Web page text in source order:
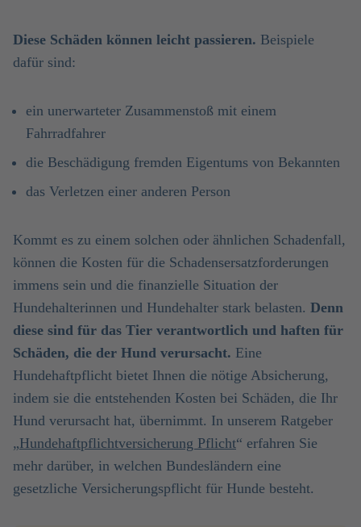
Diese Schäden können leicht passieren. Beispiele
dafür sind:
ein unerwarteter Zusammenstoß mit einem
Fahrradfahrer
die Beschädigung fremden Eigentums von Bekannten
das Verletzen einer anderen Person
Kommt es zu einem solchen oder ähnlichen Schadenfall,
können die Kosten für die Schadensersatzforderungen
immens sein und die finanzielle Situation der
Hundehalterinnen und Hundehalter stark belasten. Denn
diese sind für das Tier verantwortlich und haften für
Schäden, die der Hund verursacht. Eine
Hundehaftpflicht bietet Ihnen die nötige Absicherung,
indem sie die entstehenden Kosten bei Schäden, die Ihr
Hund verursacht hat, übernimmt. In unserem Ratgeber
„Hundehaftpflichtversicherung Pflicht“ erfahren Sie
mehr darüber, in welchen Bundesländern eine
gesetzliche Versicherungspflicht für Hunde besteht.